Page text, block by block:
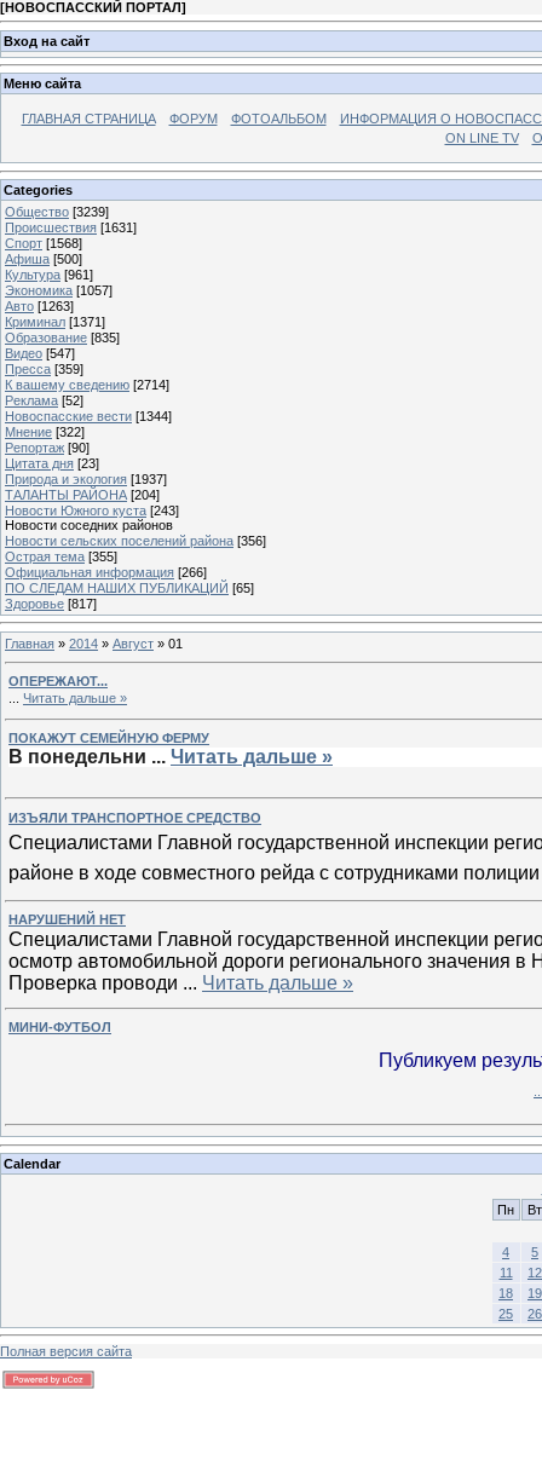
[НОВОСПАССКИЙ ПОРТАЛ]
Вход на сайт
Меню сайта
ГЛАВНАЯ СТРАНИЦА ФОРУМ ФОТОАЛЬБОМ
ИНФОРМАЦИЯ О
ON LINE TV
Categories
Общество [3239]
Происшествия [1631]
Спорт [1568]
Афиша [500]
Культура [961]
Экономика [1057]
Авто [1263]
Криминал [1371]
Образование [835]
Видео [547]
Пресса [359]
К вашему сведению [2714]
Реклама [52]
Новоспасские вести [1344]
Мнение [322]
Репортаж [90]
Цитата дня [23]
Природа и экология [1937]
ТАЛАНТЫ РАЙОНА [204]
Новости Южного куста [243]
Новости соседних районов
Новости сельских поселений района [356]
Острая тема [355]
Официальная информация [266]
ПО СЛЕДАМ НАШИХ ПУБЛИКАЦИЙ [65]
Здоровье [817]
Главная » 2014 » Август » 01
ОПЕРЕЖАЮТ...
Читать дальше »
ПОКАЖУТ СЕМЕЙНУЮ ФЕРМУ
В понедельни ... Читать дальше »
ИЗЪЯЛИ ТРАНСПОРТНОЕ СРЕДСТВО
Специалистами Главной государственной инспекции
районе в ходе совместного рейда с сотрудниками
НАРУШЕНИЙ НЕТ
Специалистами Главной государственной инспекции
осмотр автомобильной дороги регионального значения в
Проверка проводи ... Читать дальше »
МИНИ-ФУТБОЛ
Публикуем
Calendar
Пн
Вт
4
5
11
12
18
19
25
26
Полная версия сайта